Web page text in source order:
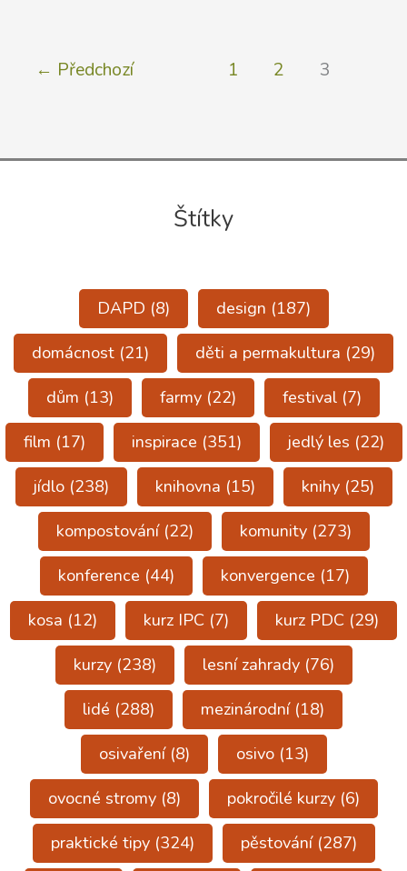
permakulturního
← Předchozí 1 2 3
Štítky
DAPD (8) design (187)
domácnost (21) děti a permakultura (29)
dům (13) farmy(22) festival(7)
film (17) inspirace (351) jedlý les (22)
jídlo(238) knihovna (15) knihy(25)
kompostování(22) komunity(273)
konference (44) konvergence (17)
kosa (12) kurz IPC (7) kurz PDC (29)
kurzy(238) lesní zahrady(76)
lidé (288) mezinárodní(18)
osivaření(8) osivo(13)
ovocné stromy(8) pokročilé kurzy(6)
praktické tipy(324) pěstování(287)